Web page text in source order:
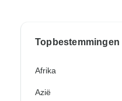
Topbestemmingen
Afrika
Azië